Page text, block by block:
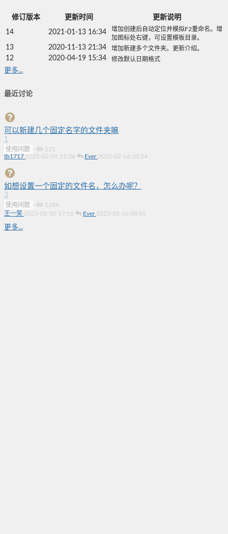
修订版本 更新时间 更新说明
14 2021-01-13 16:34
增加创建后自动定位并模拟F2重命名。增
加图标处右键，可设置模板目录。
13 2020-11-13 21:34 增加新建多个文件夹。更新介绍。
12 2020-04-19 15:34 修改默认日期格式
更多...
最近讨论
可以新建几个固定名字的文件夹嘛
1
使用问题 ·
521
tb1717 2025-02-09 21:36 Ever 2025-02-16 20:24
如想设置一个固定的文件名，怎么办呢？
3
使用问题 ·
1289
王一笑 2023-02-10 17:16 Ever 2023-02-16 08:45
更多...